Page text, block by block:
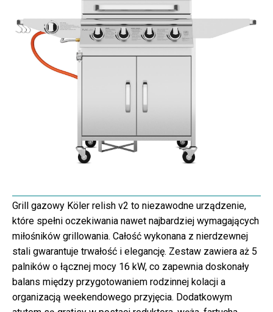
Grill gazowy Köler relish v2 to niezawodne urządzenie,
które spełni oczekiwania nawet najbardziej wymagających
miłośników grillowania. Całość wykonana z nierdzewnej
stali gwarantuje trwałość i elegancję. Zestaw zawiera aż 5
palników o łącznej mocy 16 kW, co zapewnia doskonały
balans między przygotowaniem rodzinnej kolacji a
organizacją weekendowego przyjęcia. Dodatkowym